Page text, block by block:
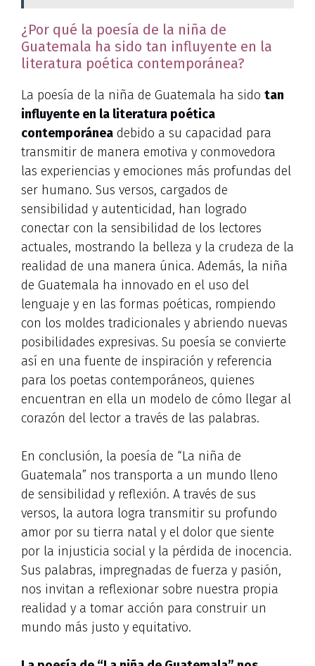
¿Por qué la poesía de la niña de
Guatemala ha sido tan influyente en la
literatura poética contemporánea?
La poesía de la niña de Guatemala ha sido tan
influyente en la literatura poética
contemporánea debido a su capacidad para
transmitir de manera emotiva y conmovedora
las experiencias y emociones más profundas del
ser humano. Sus versos, cargados de
sensibilidad y autenticidad, han logrado
conectar con la sensibilidad de los lectores
actuales, mostrando la belleza y la crudeza de la
realidad de una manera única. Además, la niña
de Guatemala ha innovado en el uso del
lenguaje y en las formas poéticas, rompiendo
con los moldes tradicionales y abriendo nuevas
posibilidades expresivas. Su poesía se convierte
así en una fuente de inspiración y referencia
para los poetas contemporáneos, quienes
encuentran en ella un modelo de cómo llegar al
corazón del lector a través de las palabras.
En conclusión, la poesía de “La niña de
Guatemala” nos transporta a un mundo lleno
de sensibilidad y reflexión. A través de sus
versos, la autora logra transmitir su profundo
amor por su tierra natal y el dolor que siente
por la injusticia social y la pérdida de inocencia.
Sus palabras, impregnadas de fuerza y pasión,
nos invitan a reflexionar sobre nuestra propia
realidad y a tomar acción para construir un
mundo más justo y equitativo.